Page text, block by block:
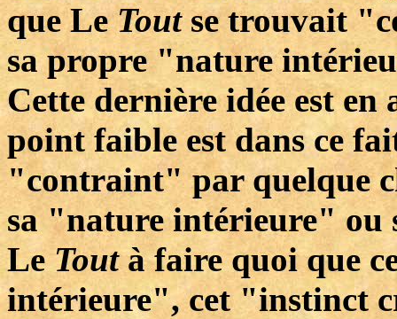
que LeToutse trouvait
sa propre "nature
Cette dernière idée est en
point faible est dans ce
"contraint" par quelque
sa "nature intérieure"
LeToutà faire quoi que
intérieure", cet "instinct